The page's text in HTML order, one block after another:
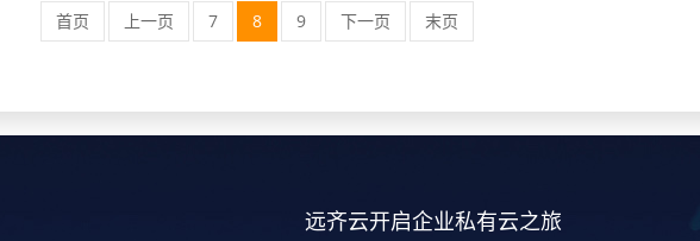
首页 上一页 7 8 9 下一页 末页
远齐云开启企业私有云之旅